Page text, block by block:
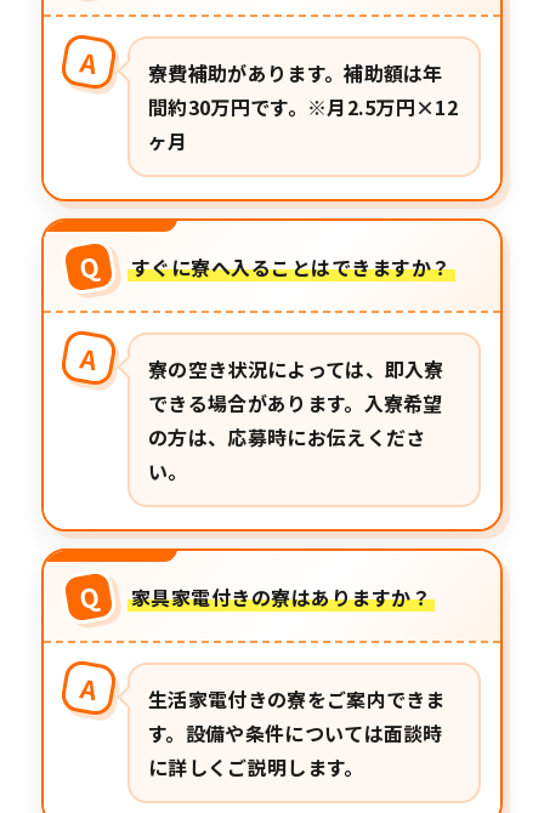
A
寮費補助があります。補助額は年
間約30万円です。※月2.5万円×12
ヶ月
Q すぐに寮へ入ることはできますか？
A
寮の空き状況によっては、即入寮
できる場合があります。入寮希望
の方は、応募時にお伝えくださ
い。
Q 家具家電付きの寮はありますか？
A
生活家電付きの寮をご案内できま
す。設備や条件については面談時
に詳しくご説明します。